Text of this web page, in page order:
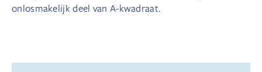
onlosmakelijk deel van A-kwadraat.